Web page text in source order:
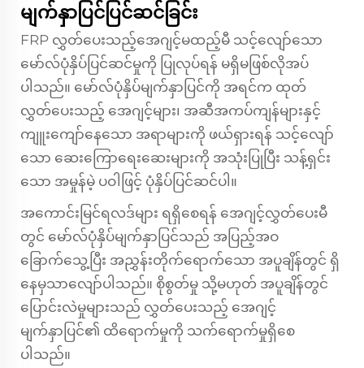
မျက်နှာပြင်ပြင်ဆင်ခြင်း
FRP လွှတ်ပေးသည့်အေဂျင့်မထည့်မီ သင့်လျော်သော
မော်လ်ပုံနှိပ်ပြင်ဆင်မှုကို ပြုလုပ်ရန် မရှိမဖြစ်လိုအပ်
ပါသည်။ မော်လ်ပုံနှိပ်မျက်နှာပြင်ကို အရင်က ထုတ်
လွှတ်ပေးသည့် အေဂျင့်များ၊ အဆီအကပ်ကျန်များနှင့်
ကျူးကျော်နေသော အရာများကို ဖယ်ရှားရန် သင့်လျော်
သော ဆေးကြောရေးဆေးများကို အသုံးပြုပြီး သန့်ရှင်း
သော အမှုန်မဲ့ ပဝါဖြင့် ပုံနှိပ်ပြင်ဆင်ပါ။
အကောင်းမြင်ရလဒ်များ ရရှိစေရန် အေဂျင့်လွှတ်ပေးမီ
တွင် မော်လ်ပုံနှိပ်မျက်နှာပြင်သည် အပြည့်အဝ
ခြောက်သွေ့ပြီး အညွှန်းတိုက်ရောက်သော အပူချိန်တွင် ရှိ
နေမှသာလျော်ပါသည်။ စိုစွတ်မှု သို့မဟုတ် အပူချိန်တွင်
ပြောင်းလဲမှုများသည် လွှတ်ပေးသည့် အေဂျင့်
မျက်နှာပြင်၏ ထိရောက်မှုကို သက်ရောက်မှုရှိစေ
ပါသည်။